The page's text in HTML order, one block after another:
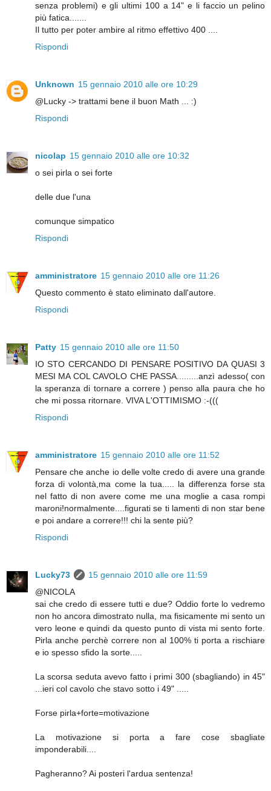
senza problemi) e gli ultimi 100 a 14" e li faccio un pelino
più fatica.......
Il tutto per poter ambire al ritmo effettivo 400 ....
Rispondi
Unknown 15 gennaio 2010 alle ore 10:29
@Lucky -> trattami bene il buon Math ... :)
Rispondi
nicolap 15 gennaio 2010 alle ore 10:32
o sei pirla o sei forte
delle due l'una
comunque simpatico
Rispondi
amministratore 15 gennaio 2010 alle ore 11:26
Questo commento è stato eliminato dall'autore.
Rispondi
Patty 15 gennaio 2010 alle ore 11:50
IO STO CERCANDO DI PENSARE POSITIVO DA QUASI 3
MESI MA COL CAVOLO CHE PASSA.........anzì adesso( con
la speranza di tornare a correre ) penso alla paura che ho
che mi possa ritornare. VIVA L'OTTIMISMO :-(((
Rispondi
amministratore 15 gennaio 2010 alle ore 11:52
Pensare che anche io delle volte credo di avere una grande
forza di volontà,ma come la tua..... la differenza forse sta
nel fatto di non avere come me una moglie a casa rompi
maroni!normalmente....figurati se ti lamenti di non star bene
e poi andare a correre!!! chi la sente più?
Rispondi
Lucky73
15 gennaio 2010 alle ore 11:59
@NICOLA
sai che credo di essere tutti e due? Oddio forte lo vedremo
non ho ancora dimostrato nulla, ma fisicamente mi sento un
vero leone e quindi da questo punto di vista mi sento forte.
Pirla anche perchè correre non al 100% ti porta a rischiare
e io spesso sfido la sorte.....
La scorsa seduta avevo fatto i primi 300 (sbagliando) in 45"
...ieri col cavolo che stavo sotto i 49" .....
Forse pirla+forte=motivazione
La motivazione si porta a fare cose sbagliate
imponderabili....
Pagheranno? Ai posteri l'ardua sentenza!